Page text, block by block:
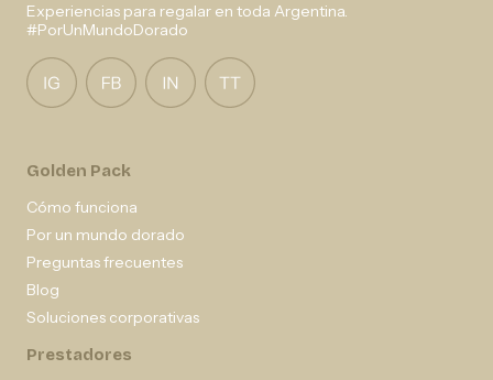
Experiencias para regalar en toda Argentina.
#PorUnMundoDorado
Golden Pack
Cómo funciona
Por un mundo dorado
Preguntas frecuentes
Blog
Soluciones corporativas
Prestadores